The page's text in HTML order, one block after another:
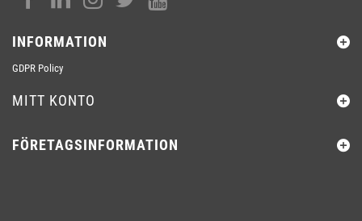
INFORMATION
GDPR Policy
MITT KONTO
FÖRETAGSINFORMATION